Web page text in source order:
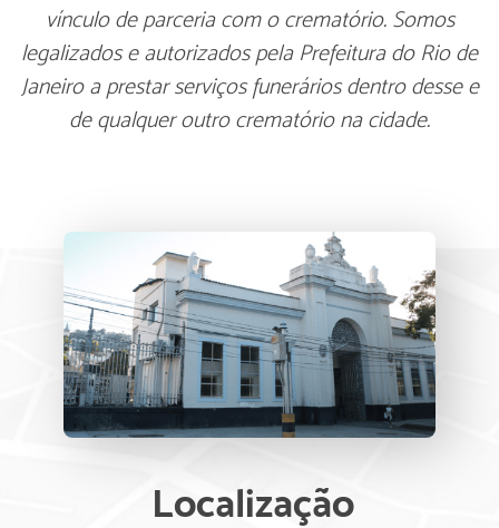
vínculo de parceria com o crematório. Somos
legalizados e autorizados pela Prefeitura do Rio de
Janeiro a prestar serviços funerários dentro desse e
de qualquer outro crematório na cidade.
Localização